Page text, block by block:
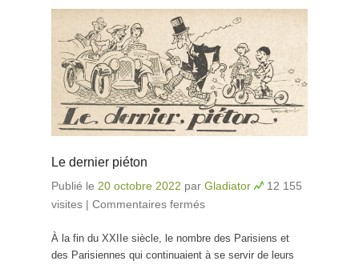
Le dernier piéton
Publié le 20 octobre 2022 par Gladiator
12 155
visites | Commentaires fermés
À la fin du XXIIe siècle, le nombre des Parisiens et
des Parisiennes qui continuaient à se servir de leurs